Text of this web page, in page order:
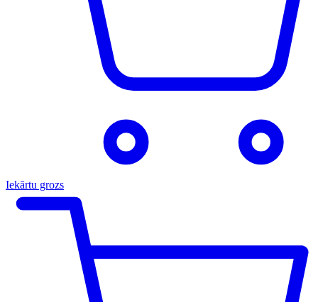
Iekārtu grozs